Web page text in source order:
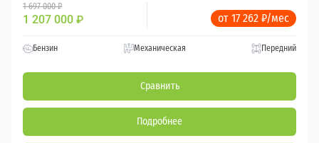
1 697 000 ₽
1 207 000 ₽ от 17 262 ₽/мес
Бензин Механическая Передний
Сравнить
Подробнее